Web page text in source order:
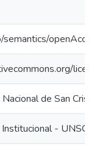
semantics/
de San
-